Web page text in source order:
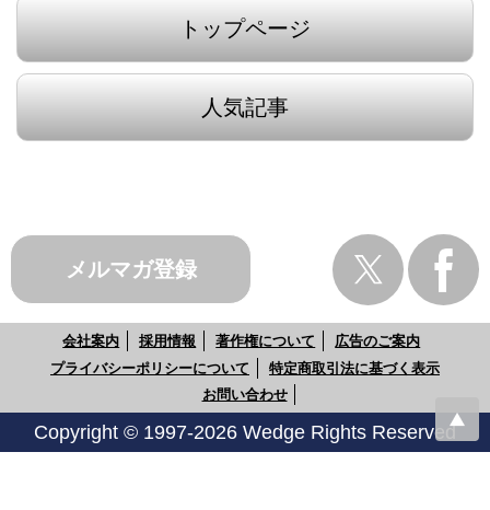
トップページ
人気記事
メルマガ登録
会社案内 採用情報 著作権について
広告のご案内
プライバシーポリシーについて
特定商取引法に基づく表示
お問い合わせ
Copyright © 1997-2026 Wedge Rights Reserved